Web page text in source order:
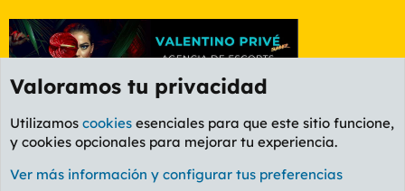
Foro General
Cookies
PL OLDSTYLE AMARILLO
Valoramos tu privacidad
Utilizamos cookies esenciales para que este sitio funcione,
y cookies opcionales para mejorar tu experiencia.
Ver más información y configurar tus preferencias